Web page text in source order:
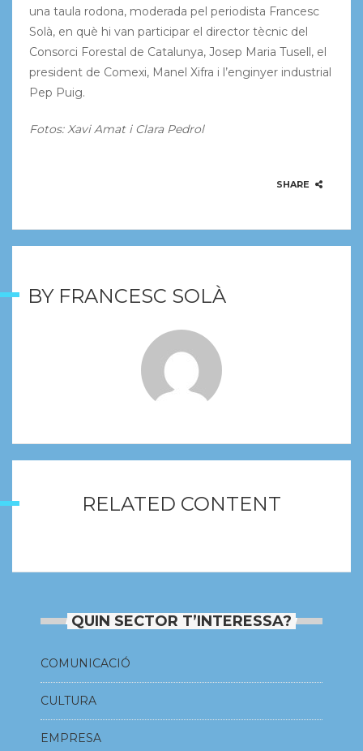
una taula rodona, moderada pel periodista Francesc
Solà, en què hi van participar el director tècnic del
Consorci Forestal de Catalunya, Josep Maria Tusell, el
president de Comexi, Manel Xifra i l’enginyer industrial
Pep Puig.
Fotos: Xavi Amat i Clara Pedrol
SHARE
BY FRANCESC SOLÀ
RELATED CONTENT
QUIN SECTOR T’INTERESSA?
COMUNICACIÓ
CULTURA
EMPRESA